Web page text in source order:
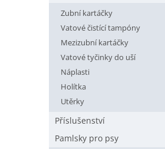
Zubní kartáčky
Vatové čistící tampóny
Mezizubní kartáčky
Vatové tyčinky do uší
Náplasti
Holítka
Utěrky
Příslušenství
Pamlsky pro psy